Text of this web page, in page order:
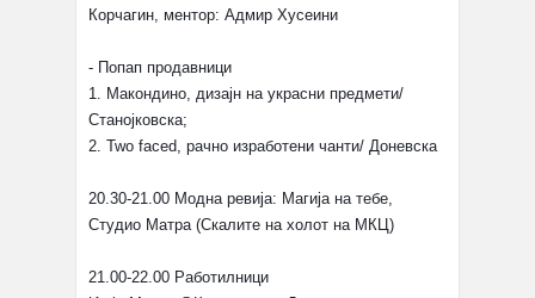
Корчагин, ментор: Адмир Хусеини
- Попап продавници
1. Макондино, дизајн на украсни предмети/
Станојковска;
2. Two faced, рачно изработени чанти/ Доневска
20.30-21.00 Модна ревија: Магија на тебе,
Студио Матра (Скалите на холот на МКЦ)
21.00-22.00 Работилници